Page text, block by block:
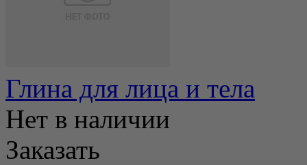
Глина для лица и тела
Нет в наличии
Заказать